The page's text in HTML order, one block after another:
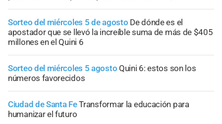
Sorteo del miércoles 5 de agosto De dónde es el
apostador que se llevó la increíble suma de más de $405
millones en el Quini 6
Sorteo del miércoles 5 agosto Quini 6: estos son los
números favorecidos
Ciudad de Santa FeTransformar la educación para
humanizar el futuro